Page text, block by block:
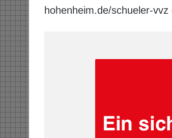
hohenheim.de/schueler-